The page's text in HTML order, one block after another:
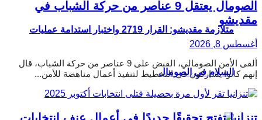
متلازمة مقديشو: القرار 2719 واختبار استدامة عمليات
السلام في الصومال
الصومال يعتقل 9 عناصر من حركة الشباب في
مقديشو
أغسطس 8, 2026
ألقى الأمن الصومالي، القبض على 9 عناصر من حركة الشباب، قال
إنهم كانوا يشاركون في التخطيط لتنفيذ أعمال مناهضة للأمن...